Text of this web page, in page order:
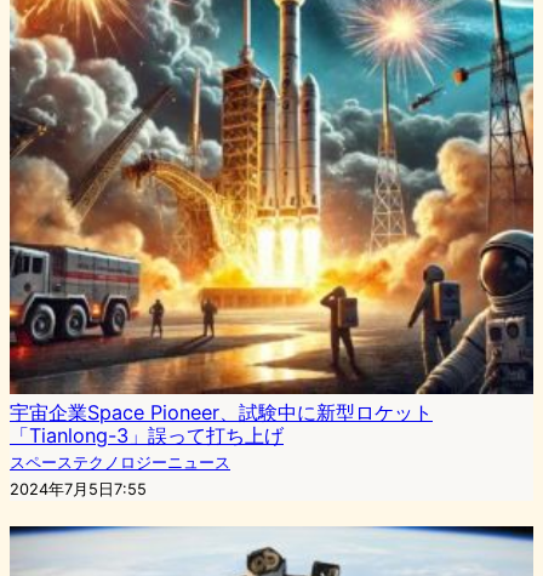
宇宙企業Space Pioneer、試験中に新型ロケット
「Tianlong-3」誤って打ち上げ
スペーステクノロジーニュース
2024年7月5日7:55